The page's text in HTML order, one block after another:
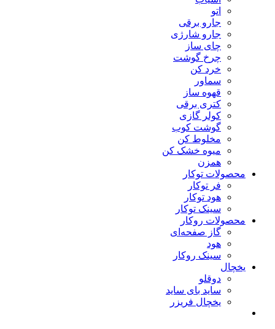
اتو
جارو برقی
جارو شارژی
چای ساز
چرخ گوشت
خرد کن
سماور
قهوه ساز
کتری برقی
کولر گازی
گوشت کوب
مخلوط کن
میوه خشک کن
همزن
محصولات توکار
فر توکار
هود توکار
سینک توکار
محصولات روکار
گاز صفحه‌ای
هود
سینک روکار
یخچال
دوقلو
ساید بای ساید
یخچال فریزر